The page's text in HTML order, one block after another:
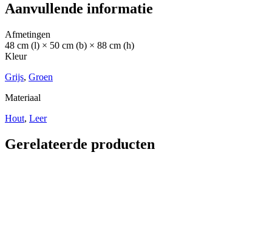
Aanvullende informatie
Afmetingen
48 cm (l) × 50 cm (b) × 88 cm (h)
Kleur
Grijs, Groen
Materiaal
Hout, Leer
Gerelateerde producten